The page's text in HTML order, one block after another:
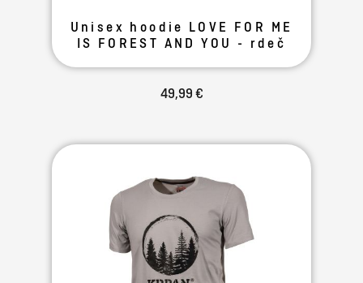
Unisex hoodie LOVE FOR ME
IS FOREST AND YOU - rdeč
49,99 €